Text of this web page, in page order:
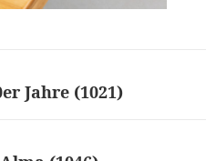
Jahre (1021)